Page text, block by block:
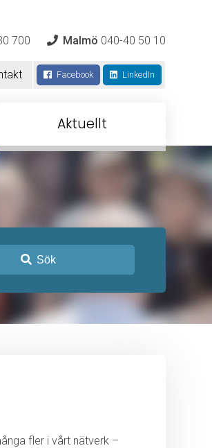
700 Malmö 040-40 50 10
Facebook LinkedIn
Aktuellt
Sök
fler i vårt nätverk –